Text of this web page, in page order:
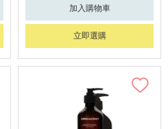
加入購物車
立即選購